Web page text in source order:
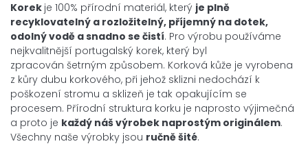
Korek je 100% přírodní materiál, který je plně
recyklovatelný a rozložitelný, příjemný na dotek,
odolný vodě a snadno se čistí. Pro výrobu používáme
nejkvalitnější portugalský korek, který byl
zpracován šetrným způsobem. Korková kůže je vyrobena
z kůry dubu korkového, při jehož sklizni nedochází k
poškození stromu a sklizeň je tak opakujícím se
procesem. Přírodní struktura korku je naprosto výjimečná
a proto je každý náš výrobek naprostým originálem.
Všechny naše výrobky jsou ručně šité.